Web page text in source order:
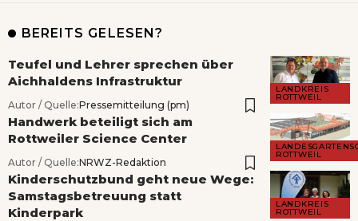
BEREITS GELESEN?
LANDKREIS
ROTTWEIL
Teufel und Lehrer sprechen über
Aichhaldens Infrastruktur
Autor / Quelle:Pressemitteilung (pm)
ROTTWEIL
Handwerk beteiligt sich am
Rottweiler Science Center
Autor / Quelle:NRWZ-Redaktion
LANDKREIS
ROTTWEIL
Kinderschutzbund geht neue Wege:
Samstagsbetreuung statt
Kinderpark